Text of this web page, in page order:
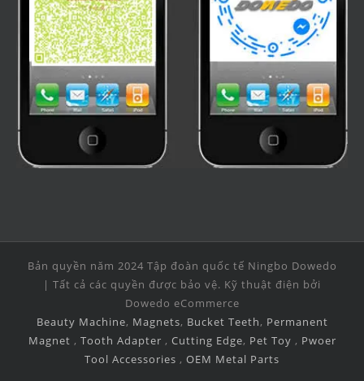
Bản quyền năm 2024 Tập đoàn quốc tế Ningbo Dowedo
| Tất cả các quyền được bảo vệ. Kỹ thuật điện bởi
Dowedo eCommerce
Beauty Machine, Magnets, Bucket Teeth, Permanent
Magnet , Tooth Adapter , Cutting Edge, Pet Toy , Pwoer
Tool Accessories , OEM Metal Parts